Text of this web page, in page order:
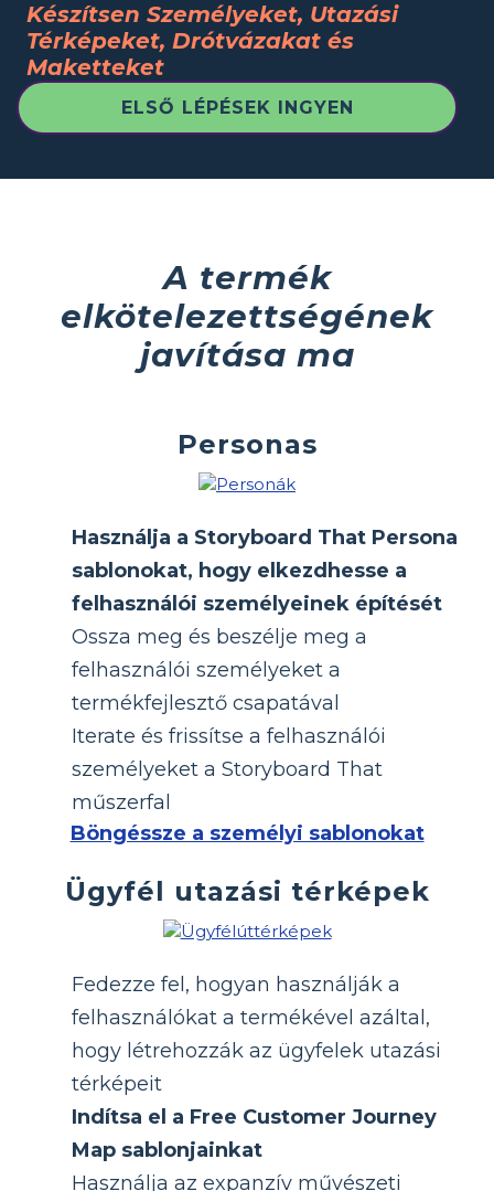
Készítsen Személyeket, Utazási
Térképeket, Drótvázakat és
Maketteket
ELSŐ LÉPÉSEK INGYEN
A termék
elkötelezettségének
javítása ma
Personas
Használja a Storyboard That Persona
sablonokat, hogy elkezdhesse a
felhasználói személyeinek építését
Ossza meg és beszélje meg a
felhasználói személyeket a
termékfejlesztő csapatával
Iterate és frissítse a felhasználói
személyeket a Storyboard That
műszerfal
Böngéssze a személyi sablonokat
Ügyfél utazási térképek
Fedezze fel, hogyan használják a
felhasználókat a termékével azáltal,
hogy létrehozzák az ügyfelek utazási
térképeit
Indítsa el a Free Customer Journey
Map sablonjainkat
Használja az expanzív művészeti